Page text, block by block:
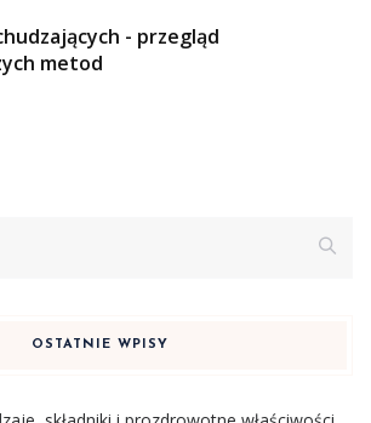
- przegląd
metod
OSTATNIE WPISY